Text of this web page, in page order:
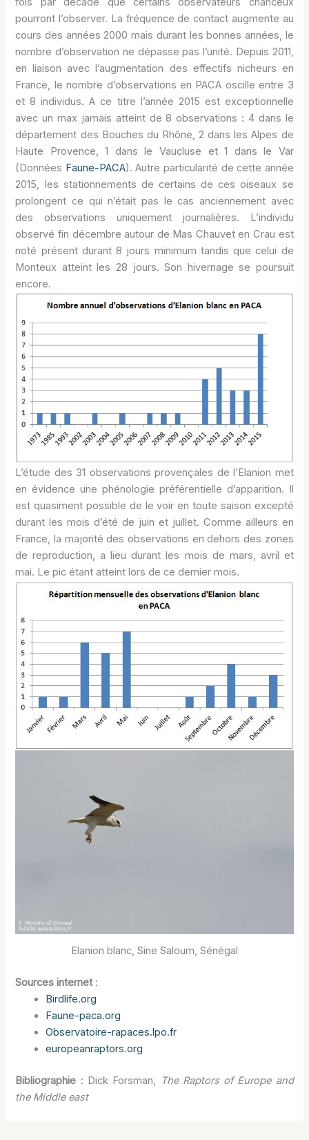
pourront l’observer. La fréquence de contact augmente au
cours des années 2000 mais durant les bonnes années, le
nombre d’observation ne dépasse pas l’unité. Depuis 2011,
en liaison avec l’augmentation des effectifs nicheurs en
France, le nombre d’observations en PACA oscille entre 3
et 8 individus. A ce titre l’année 2015 est exceptionnelle
avec un max jamais atteint de 8 observations : 4 dans le
département des Bouches du Rhône, 2 dans les Alpes de
Haute Provence, 1 dans le Vaucluse et 1 dans le Var
(Données Faune-PACA). Autre particularité de cette année
2015, les stationnements de certains de ces oiseaux se
prolongent ce qui n’était pas le cas anciennement avec
des observations uniquement journalières. L’individu
observé fin décembre autour de Mas Chauvet en Crau est
noté présent durant 8 jours minimum tandis que celui de
Monteux atteint les 28 jours. Son hivernage se poursuit
encore.
L’étude des 31 observations provençales de l’Elanion met
en évidence une phénologie préférentielle d’apparition. Il
est quasiment possible de le voir en toute saison excepté
durant les mois d’été de juin et juillet. Comme ailleurs en
France, la majorité des observations en dehors des zones
de reproduction, a lieu durant les mois de mars, avril et
mai. Le pic étant atteint lors de ce dernier mois.
Elanion blanc, Sine Saloum, Sénégal
Sources internet:
Birdlife.org
Faune-paca.org
Observatoire-rapaces.lpo.fr
europeanraptors.org
Bibliographie : Dick Forsman,
The Raptors of Europe and
the Middle east